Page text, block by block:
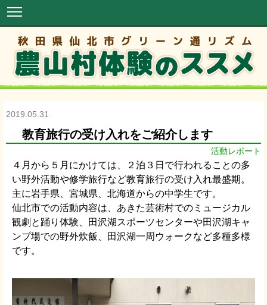
2019.05.31
教育旅行の受け入れをご紹介します
活動レポート
４月から５月にかけては、２泊３日で行われることの多
い野外活動や修学旅行など教育旅行の受け入れ最盛期。
主に岩手県、宮城県、北海道からの中学生です。
仙北市での活動内容は、あきた芸術村でのミュージカル
観劇と踊り体験、田沢湖スポーツセンターや田沢湖キャ
ンプ場での野外炊飯、田沢湖一周ウォークなど多種多様
です。